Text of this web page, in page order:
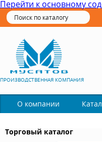
Перейти к основному
ПРОИЗВОДСТВЕННАЯ КОМПАНИЯ
О компании
Торговый каталог